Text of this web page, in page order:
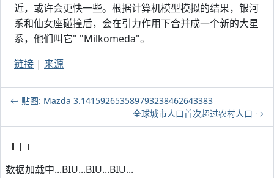
近，或许会更快一些。根据计算机模型模拟的结果，银河
系和仙女座碰撞后，会在引力作用下合并成一个新的大星
系，他们叫它" "Milkomeda"。
链接 | 来源
贴图: Mazda 3.141592653589793238462643383
全球城市人口首次超过农村人口
数据加载中...BIU...BIU...BIU...